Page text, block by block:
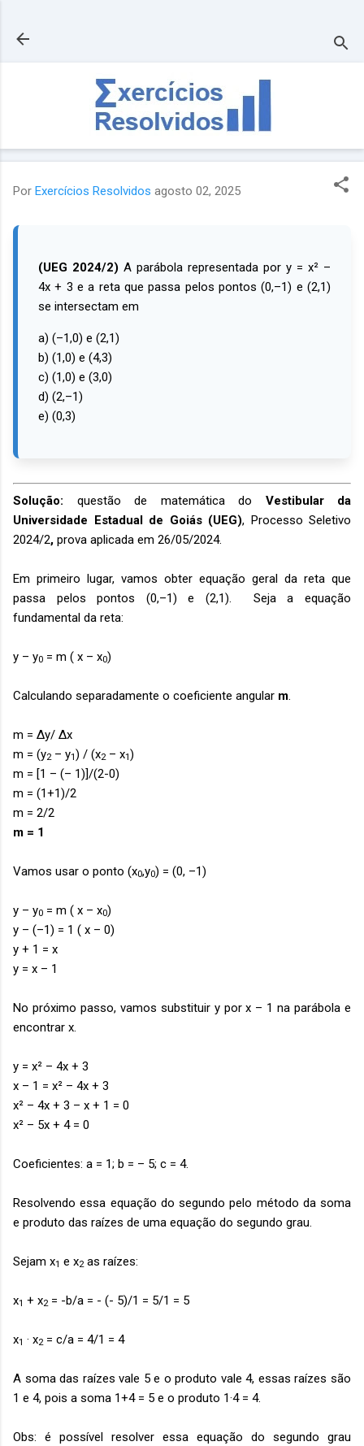
Por Exercícios Resolvidos agosto 02, 2025
(UEG 2024/2) A parábola representada por y = x² –
4x + 3 e a reta que passa pelos pontos (0,–1) e (2,1)
se intersectam em
a) (–1,0) e (2,1)
b) (1,0) e (4,3)
c) (1,0) e (3,0)
d) (2,–1)
e) (0,3)
Solução: questão de matemática do Vestibular da
Universidade Estadual de Goiás (UEG), Processo Seletivo
2024/2, prova aplicada em 26/05/2024.
Em primeiro lugar, vamos obter equação geral da reta que
passa pelos pontos (0,–1) e (2,1). Seja a equação
fundamental da reta:
y – y0 = m ( x – x0)
Calculando separadamente o coeficiente angular m
m = Δy/ Δx
m = (y2 – y1) / (x2 – x1)
m = [1 – (– 1)]/(2-0)
m = (1+1)/2
m = 2/2
m = 1
Vamos usar o ponto (x0,y0) = (0, –1)
y – y0 = m ( x – x0)
y – (–1) = 1 ( x – 0)
y + 1 = x
y = x – 1
No próximo passo, vamos substituir y por x – 1 na parábola e
encontrar x.
y = x² – 4x + 3
x – 1 = x² – 4x + 3
x² – 4x + 3 – x + 1 = 0
x² – 5x + 4 = 0
Coeficientes: a = 1; b = – 5; c = 4.
Resolvendo essa equação do segundo pelo método da soma
e produto das raízes de uma equação do segundo grau.
Sejam x1 e x2 as raízes:
x1 + x2 = -b/a = - (- 5)/1 = 5/1 = 5
x1 · x2 = c/a = 4/1 = 4
A soma das raízes vale 5 e o produto vale 4, essas raízes são
1 e 4, pois a soma 1+4 = 5 e o produto 1·4 = 4.
Obs: é possível resolver essa equação do segundo grau